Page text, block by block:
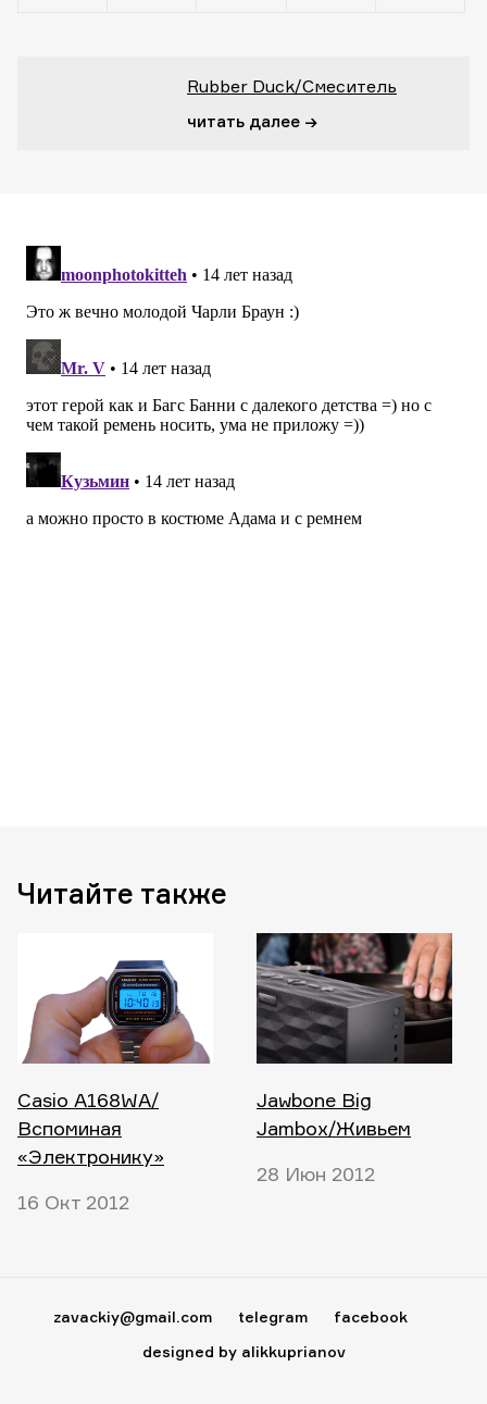
Rubber Duck/Смеситель
читать далее →
Читайте также
Casio A168WA/
Вспоминая
«Электронику»
16 Окт 2012
Jawbone Big
Jambox/Живьем
28 Июн 2012
zavackiy@gmail.com telegram
facebook
designed by alikkuprianov